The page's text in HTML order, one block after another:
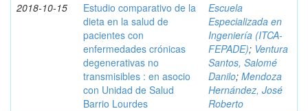
2018-10-15
Estudio comparativo de la
dieta en la salud de
pacientes con
enfermedades crónicas
degenerativas no
transmisibles : en asocio
con Unidad de Salud
Barrio Lourdes
Escuela
Especializada en
Ingeniería (ITCA-
FEPADE); Ventura
Santos, Salomé
Danilo; Mendoza
Hernández, José
Roberto